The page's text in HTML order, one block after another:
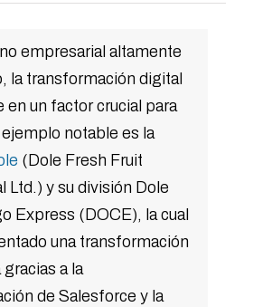
empresarial altamente
la transformación digital
en un factor crucial para
notable es la
(Dole Fresh Fruit
Ltd.) y su división Dole
Express (DOCE), la cual
una transformación
a la
de Salesforce y la